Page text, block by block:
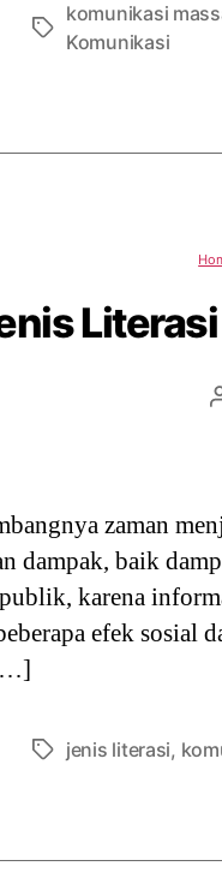
Tags
komunikasi
Komunikasi
zaman
dampak, baik
karena
efek sosial
Tagsjenis literasi,